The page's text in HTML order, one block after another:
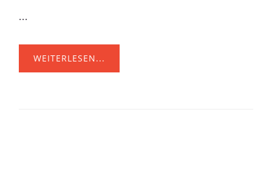
...
WEITERLESEN...